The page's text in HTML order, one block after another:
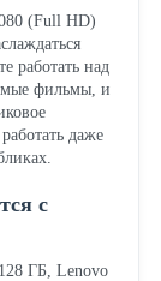
(Full HD)
работать над
фильмы, и
даже
с
ГБ, Lenovo